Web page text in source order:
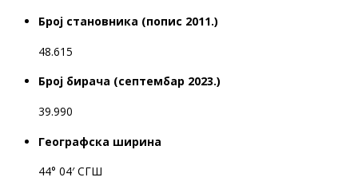
Број становника (попис 2011.)
48.615
Број бирача (септембар 2023.)
39.990
Географска ширина
44° 04′ СГШ